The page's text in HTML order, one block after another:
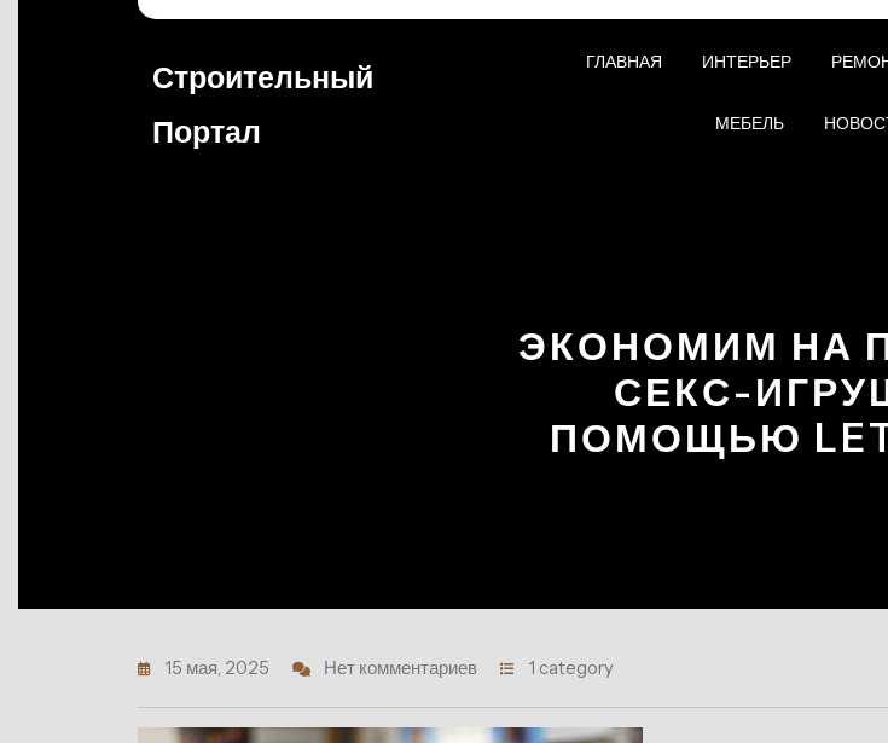
Строительный
Портал
ГЛАВНАЯ ИНТЕРЬЕР
МЕБЕЛЬ
ЭКОНОМИМ НА
СЕКС-
ПОМОЩЬЮ
15 мая, 2025 Нет комментариев 1 category